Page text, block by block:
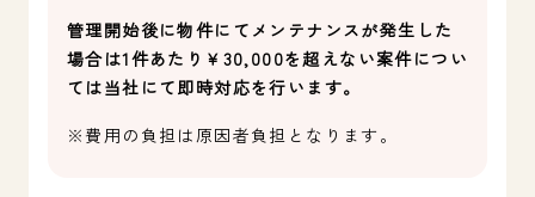
管理開始後に物件にてメンテナンスが発生した
場合は1件あたり￥30,000を超えない案件につい
ては当社にて即時対応を行います。
※費用の負担は原因者負担となります。